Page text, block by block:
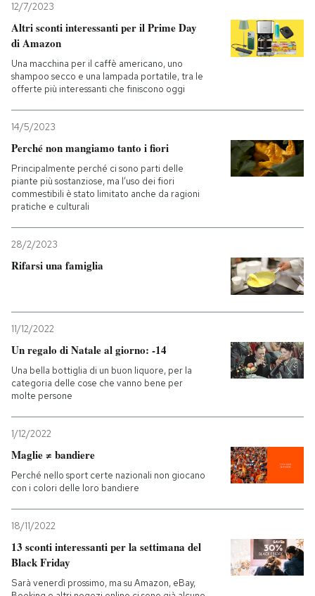
12/7/2023
Altri sconti interessanti per il Prime Day
di Amazon
Una macchina per il caffè americano, uno
shampoo secco e una lampada portatile, tra le
offerte più interessanti che finiscono oggi
14/5/2023
Perché non mangiamo tanto i fiori
Principalmente perché ci sono parti delle
piante più sostanziose, ma l’uso dei fiori
commestibili è stato limitato anche da ragioni
pratiche e culturali
28/2/2023
Rifarsi una famiglia
11/12/2022
Un regalo di Natale al giorno: -14
Una bella bottiglia di un buon liquore, per la
categoria delle cose che vanno bene per
molte persone
1/12/2022
Maglie ≠ bandiere
Perché nello sport certe nazionali non giocano
con i colori delle loro bandiere
18/11/2022
13 sconti interessanti per la settimana del
Black Friday
Sarà venerdì prossimo, ma su Amazon, eBay,